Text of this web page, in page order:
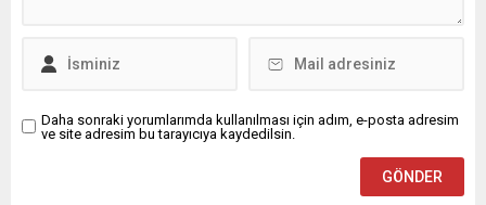
Daha sonraki yorumlarımda kullanılması için adım, e-posta adresim
ve site adresim bu tarayıcıya kaydedilsin.